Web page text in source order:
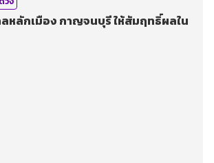
หลักเมือง กาญจนบุรี ให้สัมฤทธิ์ผลใน